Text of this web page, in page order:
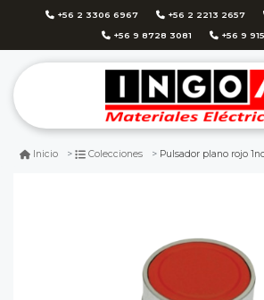
+56 2 3306 6967 +56 2 2213 2657
+56 9 8728 3081 +56 9
Inicio Colecciones Pulsador plano rojo 1nc